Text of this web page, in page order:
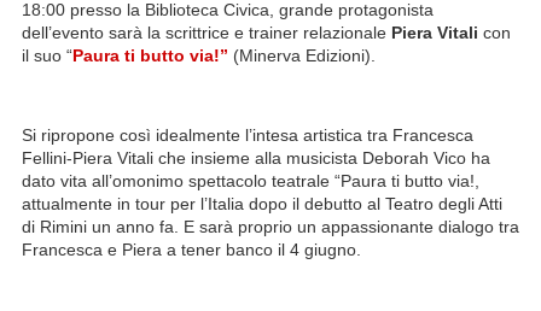
18:00 presso la Biblioteca Civica, grande protagonista
dell’evento sarà la scrittrice e trainer relazionale Piera Vitali con
il suo “ Paura ti butto via!” (Minerva Edizioni).
Si ripropone così idealmente l’intesa artistica tra Francesca
Fellini-Piera Vitali che insieme alla musicista Deborah Vico ha
dato vita all’omonimo spettacolo teatrale “Paura ti butto via!,
attualmente in tour per l’Italia dopo il debutto al Teatro degli Atti
di Rimini un anno fa. E sarà proprio un appassionante dialogo tra
Francesca e Piera a tener banco il 4 giugno.